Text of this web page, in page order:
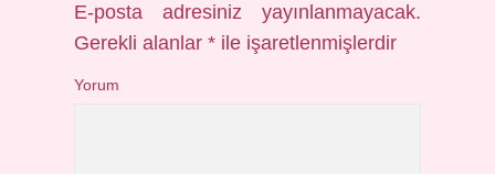
E-posta adresiniz yayınlanmayacak.
Gerekli alanlar* ile işaretlenmişlerdir
Yorum